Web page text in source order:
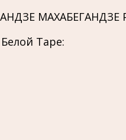
МАХАБЕГАНДЗЕ
Таре: